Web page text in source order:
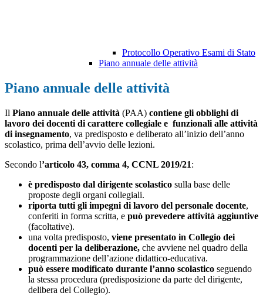
Protocollo Operativo Esami di Stato
Piano annuale delle attività
Piano annuale delle attività
Il Piano annuale delle attività (PAA) contiene gli obblighi di
lavoro dei docenti di carattere collegiale e funzionali alle attività
di insegnamento, va predisposto e deliberato all’inizio dell’anno
scolastico, prima dell’avvio delle lezioni.
Secondo l’articolo 43, comma 4, CCNL 2019/21:
è predisposto dal dirigente scolastico sulla base delle
proposte degli organi collegiali.
riporta tutti gli impegni di lavoro del personale docente,
conferiti in forma scritta, e può prevedere attività aggiuntive
(facoltative).
una volta predisposto, viene presentato in Collegio dei
docenti per la deliberazione, che avviene nel quadro della
programmazione dell’azione didattico-educativa.
può essere modificato durante l’anno scolastico seguendo
la stessa procedura (predisposizione da parte del dirigente,
delibera del Collegio).